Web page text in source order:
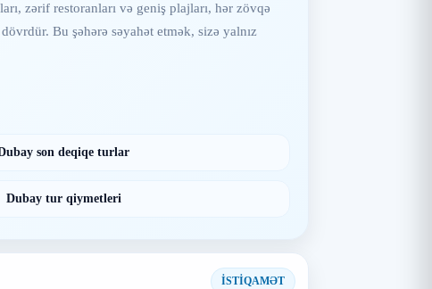
zərif restoranları və geniş plajları, hər zövqə
Bu şəhərə səyahət etmək, sizə yalnız
son deqiqe turlar
Dubay tur qiymetleri
İSTİQAMƏT